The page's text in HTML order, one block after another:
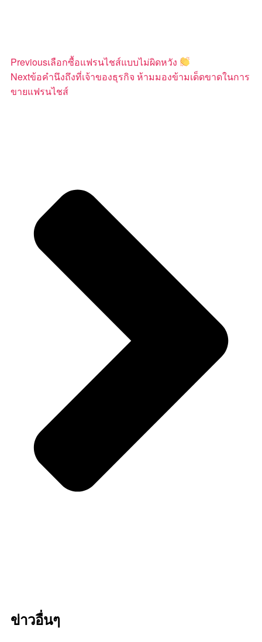
Previousเลือกซื้อแฟรนไชส์แบบไม่ผิดหวัง
Nextข้อคำนึงถึงที่เจ้าของธุรกิจ ห้ามมองข้ามเด็ดขาดในการ
ขายแฟรนไชส์
ข่าวอื่นๆ